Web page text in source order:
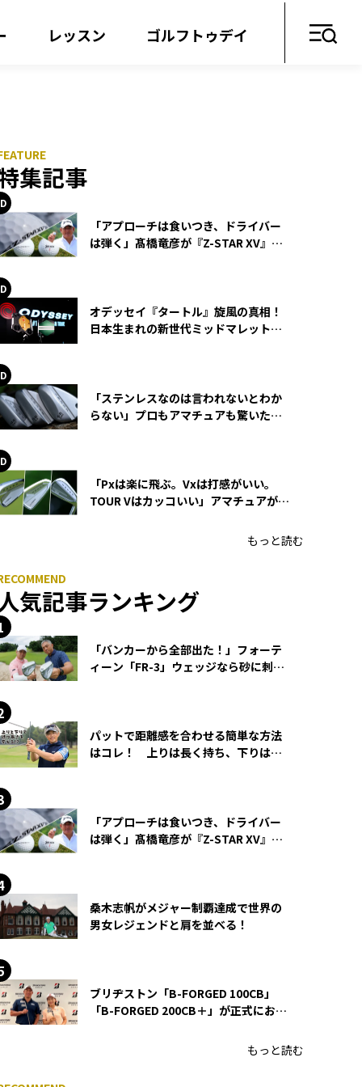
レッスン ゴルフトゥデイ
集記事
「アプローチは食いつき、ドライバー
は弾く」髙橋竜彦が『Z-STAR XV』を
オデッセイ『タートル』旋風の真相！
日本生まれの新世代ミッドマレットが
「ステンレスなのは言われないとわか
らない」プロもアマチュアも驚いた
「Pxは楽に飛ぶ。Vxは打感がいい。
TOUR Vはカッコいい」アマチュアが選
もっと読む
気記事ランキング
「バンカーから全部出た！」フォーテ
ィーン「FR-3」ウェッジなら砂に刺さ
パットで距離感を合わせる簡単な方法
はコレ！ 上りは長く持ち、下りは短
「アプローチは食いつき、ドライバー
は弾く」髙橋竜彦が『Z-STAR XV』を
桑木志帆がメジャー制覇達成で世界の
男女レジェンドと肩を並べる！
ブリヂストン「B-FORGED 100CB」
「B-FORGED 200CB＋」が正式にお披
もっと読む